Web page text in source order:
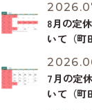
案内
8月の定
いて（町
ら ぺん
装）
7月の定
いて（町